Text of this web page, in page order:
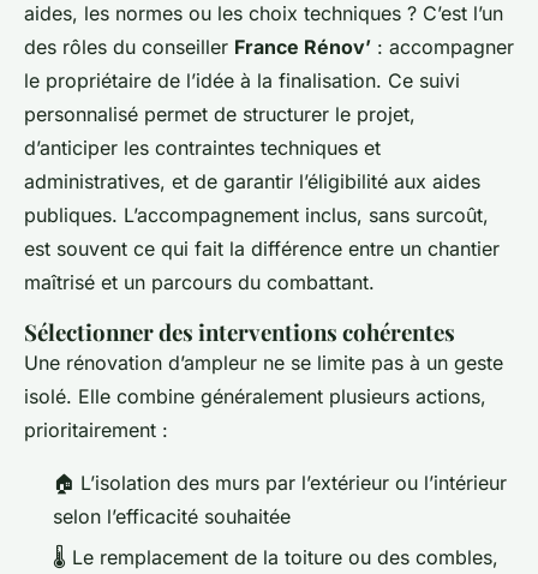
aides, les normes ou les choix techniques ? C’est l’un
des rôles du conseiller France Rénov’ : accompagner
le propriétaire de l’idée à la finalisation. Ce suivi
personnalisé permet de structurer le projet,
d’anticiper les contraintes techniques et
administratives, et de garantir l’éligibilité aux aides
publiques. L’accompagnement inclus, sans surcoût,
est souvent ce qui fait la différence entre un chantier
maîtrisé et un parcours du combattant.
Sélectionner des interventions cohérentes
Une rénovation d’ampleur ne se limite pas à un geste
isolé. Elle combine généralement plusieurs actions,
prioritairement :
🏠 L’isolation des murs par l’extérieur ou l’intérieur
selon l’efficacité souhaitée
🌡️ Le remplacement de la toiture ou des combles,